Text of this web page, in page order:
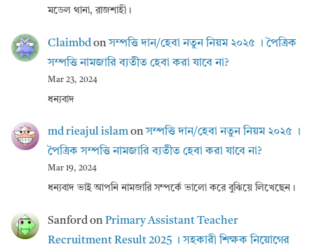
মডেল থানা, রাজশাহী।
Claimbdonসম্পত্তি দান/হেবা নতুন নিয়ম ২০২৫ । পৈত্রিক
সম্পত্তি নামজারি ব্যতীত হেবা করা যাবে না?
Mar 23, 2024
ধন্যবাদ
md rieajul islamonসম্পত্তি দান/হেবা নতুন নিয়ম ২০২৫ ।
পৈত্রিক সম্পত্তি নামজারি ব্যতীত হেবা করা যাবে না?
Mar 19, 2024
ধন্যবাদ ভাই আপনি নামজারি সম্পর্কে ভালো করে বুঝিয়ে লিখেছেন।
SanfordonPrimary Assistant Teacher
Recruitment Result 2025 । সহকারী শিক্ষক নিয়োগের